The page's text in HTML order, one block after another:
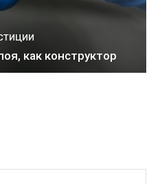
как конструктор